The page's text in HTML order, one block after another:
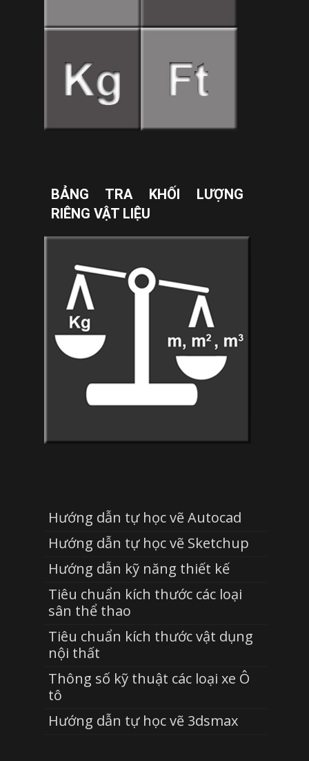
BẢNG TRA KHỐI LƯỢNG
RIÊNG VẬT LIỆU
Hướng dẫn tự học vẽ Autocad
Hướng dẫn tự học vẽ Sketchup
Hướng dẫn kỹ năng thiết kế
Tiêu chuẩn kích thước các loại
sân thể thao
Tiêu chuẩn kích thước vật dụng
nội thất
Thông số kỹ thuật các loại xe Ô
tô
Hướng dẫn tự học vẽ 3dsmax